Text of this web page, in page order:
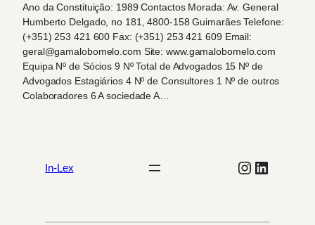
Ano da Constituição: 1989 Contactos Morada: Av. General
Humberto Delgado, no 181, 4800-158 Guimarães Telefone:
(+351) 253 421 600 Fax: (+351) 253 421 609 Email:
geral@gamalobomelo.com Site: www.gamalobomelo.com
Equipa Nº de Sócios 9 Nº Total de Advogados 15 Nº de
Advogados Estagiários 4 Nº de Consultores 1 Nº de outros
Colaboradores 6 A sociedade A…
In-Lex Instagram
LinkedIn